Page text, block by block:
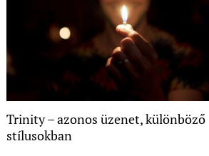
Trinity – azonos üzenet, különböző
stílusokban